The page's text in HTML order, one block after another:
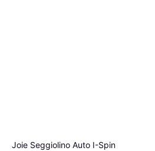
Joie Seggiolino Auto I-Spin